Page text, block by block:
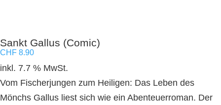
Sankt Gallus (Comic)
CHF 8.90
inkl. 7.7 % MwSt.
Vom Fischerjungen zum Heiligen: Das Leben des
Mönchs Gallus liest sich wie ein Abenteuerroman. Der